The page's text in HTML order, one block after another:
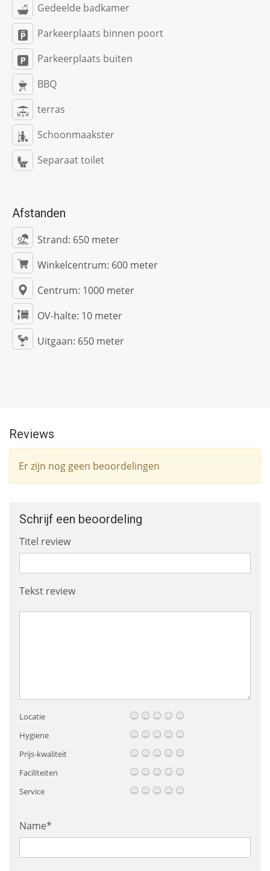
Gedeelde badkamer
Parkeerplaats binnen poort
Parkeerplaats buiten
BBQ
terras
Schoonmaakster
Separaat toilet
Afstanden
Strand: 650 meter
Winkelcentrum: 600 meter
Centrum: 1000 meter
OV-halte: 10 meter
Uitgaan: 650 meter
Reviews
Er zijn nog geen beoordelingen
Schrijf een beoordeling
Titel review
Tekst review
Locatie
Hygiene
Prijs-kwaliteit
Faciliteiten
Service
Name*